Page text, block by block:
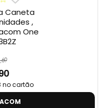
Caneta
,
One
no cartão